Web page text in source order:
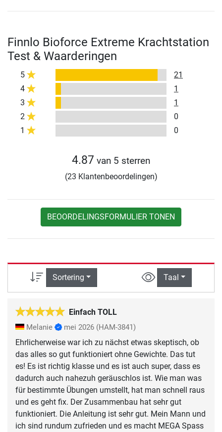
Finnlo Bioforce Extreme Krachtstation
Test & Waarderingen
5
21
4
1
3
1
2
0
1
0
4.87 van 5 sterren
(23 Klantenbeoordelingen)
BEOORDELINGSFORMULIER TONEN
Sortering Taal
Einfach TOLL
Melanie mei 2026 (HAM-3841)
Ehrlicherweise war ich zu nächst etwas skeptisch, ob
das alles so gut funktioniert ohne Gewichte. Das tut
es! Es ist richtig klasse und es ist auch super, dass es
dadurch auch nahezuh geräuschlos ist. Wie man was
für bestimmte Übungen umstellt, hat man schnell raus
und es geht fix. Der Zusammenbau hat sehr gut
funktioniert. Die Anleitung ist sehr gut. Mein Mann und
ich sind rundum zufrieden und es macht MEGA Spass